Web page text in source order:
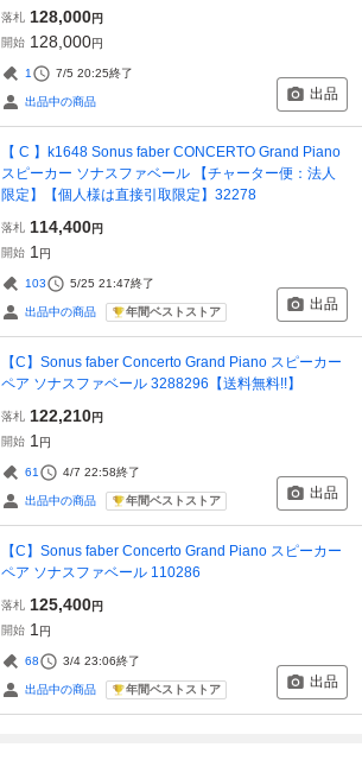
落札 128,000円
開始 128,000円
1 7/5 20:25終了
出品中の商品 出品
【 C 】k1648 Sonus faber CONCERTO Grand Piano
スピーカー ソナスファベール 【チャーター便：法人
限定】【個人様は直接引取限定】32278
落札 114,400円
開始 1 円
103 5/25 21:47終了
出品中の商品 年間ベストストア 出品
【C】Sonus faber Concerto Grand Piano スピーカー
ペア ソナスファベール 3288296【送料無料!!】
落札 122,210円
開始 1 円
61 4/7 22:58終了
出品中の商品 年間ベストストア 出品
【C】Sonus faber Concerto Grand Piano スピーカー
ペア ソナスファベール 110286
落札 125,400円
開始 1 円
68 3/4 23:06終了
出品中の商品 年間ベストストア 出品